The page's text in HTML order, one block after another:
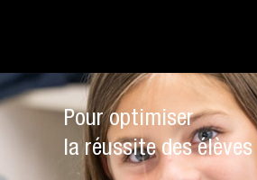
Pour optimiser
la réussite des élèves